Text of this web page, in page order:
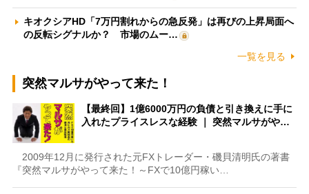
キオクシアHD「7万円割れからの急反発」は再びの上昇局面へ
の反転シグナルか？ 市場のムー…
一覧を見る
突然マルサがやって来た！
【最終回】1億6000万円の負債と引き換えに手に
入れたプライスレスな経験 ｜ 突然マルサがや…
2009年12月に発行された元FXトレーダー・磯貝清明氏の著書
『突然マルサがやって来た！～FXで10億円稼い…